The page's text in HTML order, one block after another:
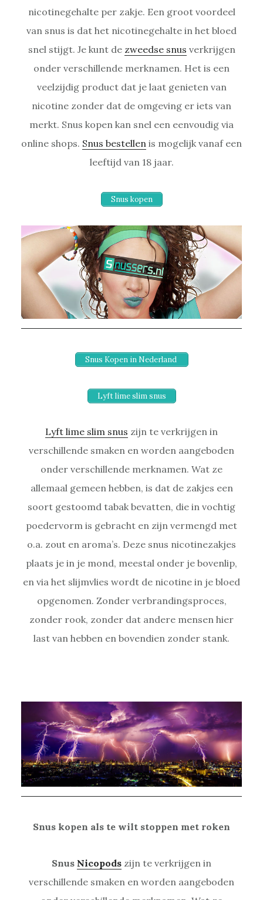
nicotinegehalte per zakje. Een groot voordeel
van snus is dat het nicotinegehalte in het bloed
snel stijgt. Je kunt de zweedse snus verkrijgen
onder verschillende merknamen. Het is een
veelzijdig product dat je laat genieten van
nicotine zonder dat de omgeving er iets van
merkt. Snus kopen kan snel een eenvoudig via
online shops. Snus bestellen is mogelijk vanaf een
leeftijd van 18 jaar.
Snus kopen
Snus Kopen in Nederland
Lyft lime slim snus
Lyft lime slim snus zijn te verkrijgen in
verschillende smaken en worden aangeboden
onder verschillende merknamen. Wat ze
allemaal gemeen hebben, is dat de zakjes een
soort gestoomd tabak bevatten, die in vochtig
poedervorm is gebracht en zijn vermengd met
o.a. zout en aroma’s. Deze snus nicotinezakjes
plaats je in je mond, meestal onder je bovenlip,
en via het slijmvlies wordt de nicotine in je bloed
opgenomen. Zonder verbrandingsproces,
zonder rook, zonder dat andere mensen hier
last van hebben en bovendien zonder stank.
Snus kopen als te wilt stoppen met roken
Snus Nicopods zijn te verkrijgen in
verschillende smaken en worden aangeboden